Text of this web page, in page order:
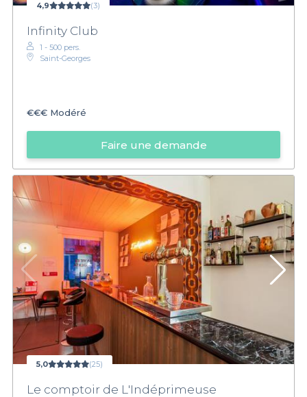
4,9 (3)
Infinity Club
1 - 500 pers.
Saint-Georges
€€€ Modéré
Faire une demande
5,0 (25)
Le comptoir de L'Indéprimeuse